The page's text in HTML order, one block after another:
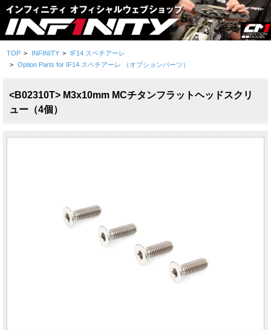
TOP > INFINITY > IF14 スペチアーレ
> Option Parts for IF14 スペチアーレ （オプションパーツ）
<B02310T> M3x10mm MCチタンフラットヘッドスクリ
ュー（4個）